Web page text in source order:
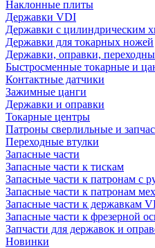
Наклонные плиты
Державки VDI
Державки с цилиндрическим
Державки для токарных ножей
Державки, оправки,
Быстросменные токарные и
Контактные датчики
Зажимные цанги
Державки и оправки
Токарные центры
Патроны сверлильные и
Переходные втулки
Запасные части
Запасные части к тискам
Запасные части к патронам с
Запасные части к патронам
Запасные части к державкам
Запасные части к фрезерной
Запчасти для державок и
Новинки